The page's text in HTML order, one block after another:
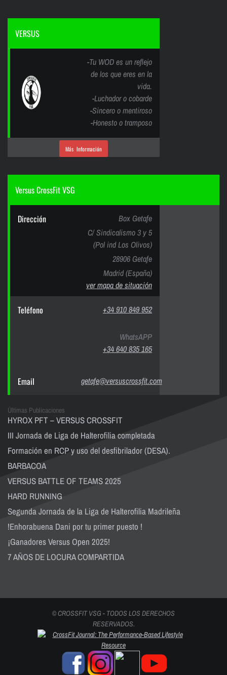
VERSUS
-Tu WOD es un reflejo
de los que eres en la
vida.
-Luchador o cobarde
-Sincero o mentiroso
-Honesto o tramposo
Más Información
Versus CrossFit VSG
Dirección
Box Getafe
C/ Sindicalismo 3 y 5
(Pol ind Los Olivos)
28906 Getafe
Madrid (España)
ver mapa de situación
Teléfono +34 910 849 952
WhatsAPP
+34 640 835 165
Email getafe@versuscrossfit.com
Últimas Publicaciones
HYROX PFT – VERSUS CROSSFIT
III Jornada de Liga de Halterofilia completada
Formación en RCP y uso del desfibrilador (DESA).
BARBACOA
VERSUS BATTLE OF TEAMS 2025
HARD RUNNING
Segunda Jornada de la Liga de Halterofilia Madrileña
!Enhorabuena Dani por tu primer puesto !
¡Ganadores Versus Open 2025!
7 AÑOS DE LOCURA COMPARTIDA
© CROSSFIT VSG - TODOS LOS DERECHOS
RESERVADOS.